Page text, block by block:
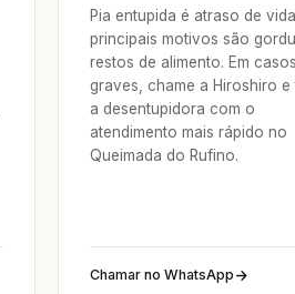
Pia entupida é atraso de
principais motivos são
restos de alimento. Em
graves, chame a Hiroshiro e
a desentupidora com o
atendimento mais rápido no
Queimada do Rufino.
Chamar no WhatsApp